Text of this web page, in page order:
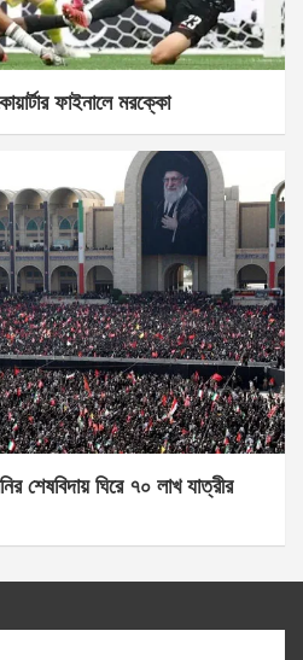
ফাইনালে মরক্কো
শেষবিদায় ঘিরে ৭০ লাখ যাত্রীর